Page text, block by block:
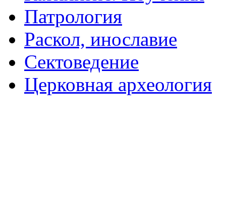
Патрология
Раскол, инославие
Сектоведение
Церковная археология